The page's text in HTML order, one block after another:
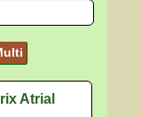
Atrial